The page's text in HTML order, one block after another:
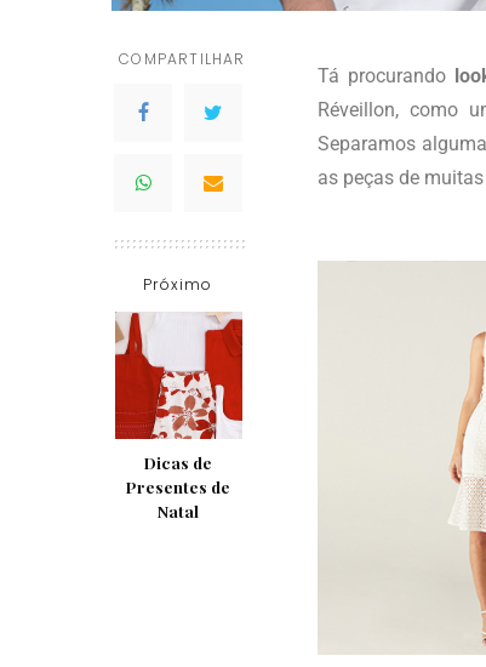
COMPARTILHAR
Próximo
Dicas de
Presentes de
Natal
Tá procurando
Réveillon, como
Separamos
as peças de